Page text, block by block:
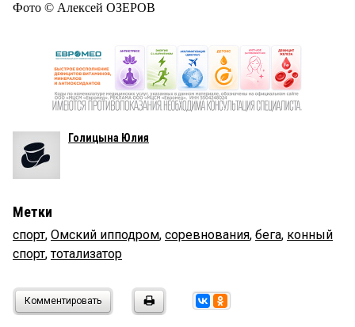
Фото © Алексей ОЗЕРОВ
Голицына Юлия
Метки
спорт, Омский ипподром, соревнования, бега, конный
спорт,тотализатор
Комментировать